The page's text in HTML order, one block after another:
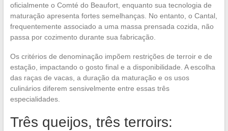
oficialmente o Comté do Beaufort, enquanto sua tecnologia de
maturação apresenta fortes semelhanças. No entanto, o Cantal,
frequentemente associado a uma massa prensada cozida, não
passa por cozimento durante sua fabricação.
Os critérios de denominação impõem restrições de terroir e de
estação, impactando o gosto final e a disponibilidade. A escolha
das raças de vacas, a duração da maturação e os usos
culinários diferem sensivelmente entre essas três
especialidades.
Três queijos, três terroirs: